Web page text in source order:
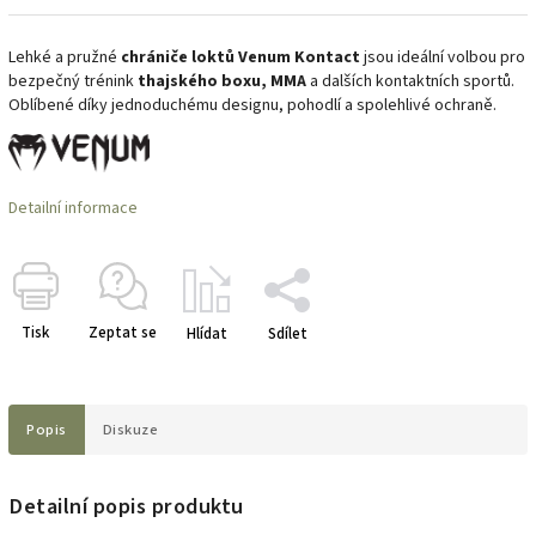
Lehké a pružné chrániče loktů Venum Kontactjsou ideální volbou pro
bezpečný trénink thajského boxu, MMA a dalších kontaktních sportů.
Oblíbené díky jednoduchému designu, pohodlí a spolehlivé ochraně.
Detailní informace
Tisk Zeptat se Hlídat Sdílet
Popis Diskuze
Detailní popis produktu